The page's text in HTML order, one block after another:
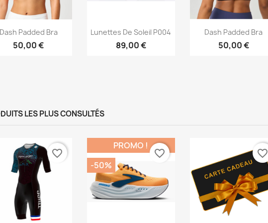
Aperçu rapide
Padded Bra
50,00 €
Aperçu rapide
Lunettes De Soleil P004
89,00 €
Aperçu rapide
Dash Padded Bra
50,00 €
LES PLUS CONSULTÉS
favorite_border
PROMO !
-50%
favorite_border favorite_border